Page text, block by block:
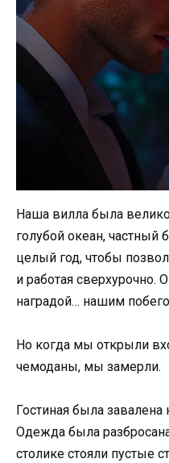
Наша вилла была
голубой океан, частный
целый год, чтобы
и работая сверхурочно.
наградой… нашим
Но когда мы открыли
чемоданы, мы замерли.
Гостиная была
Одежда была
столике стояли пустые